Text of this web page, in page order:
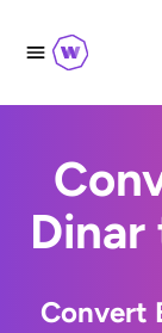
Dinar
Convert